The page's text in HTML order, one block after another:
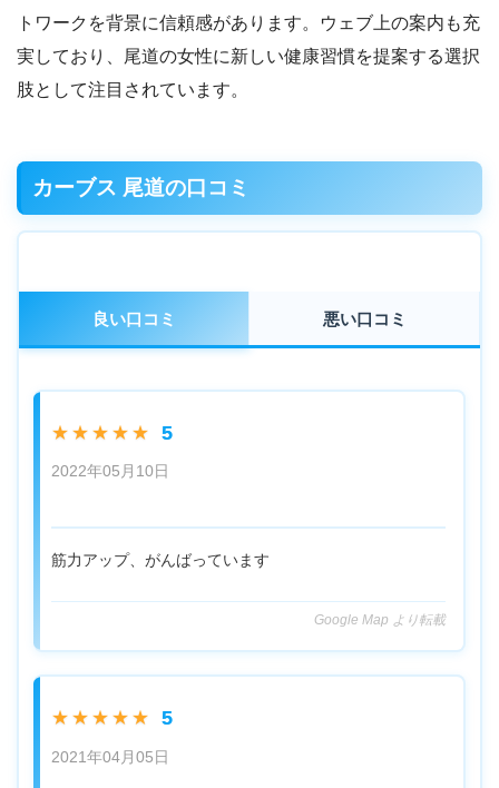
トワークを背景に信頼感があります。ウェブ上の案内も充
実しており、尾道の女性に新しい健康習慣を提案する選択
肢として注目されています。
カーブス 尾道の口コミ
良い口コミ 悪い口コミ
★★★★★ 5
2022年05月10日
筋力アップ、がんばっています
Google Map より転載
★★★★★ 5
2021年04月05日